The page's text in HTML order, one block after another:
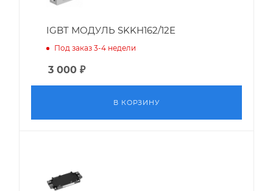
IGBT МОДУЛЬ SKKH162/12E
Под заказ 3-4 недели
3 000 ₽
В КОРЗИНУ